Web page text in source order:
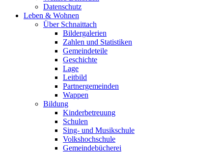
Datenschutz
Leben & Wohnen
Über Schnaittach
Bildergalerien
Zahlen und Statistiken
Gemeindeteile
Geschichte
Lage
Leitbild
Partnergemeinden
Wappen
Bildung
Kinderbetreuung
Schulen
Sing- und Musikschule
Volkshochschule
Gemeindebücherei